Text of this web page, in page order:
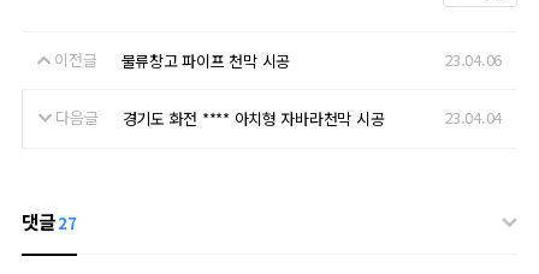
이전글 물류창고 파이프 천막 시공 23.04.06
다음글 경기도 화전 **** 아치형 자바라천막 시공 23.04.04
댓글27